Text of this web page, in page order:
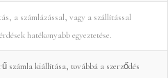
a számlázással, vagy a szállítással
hatékonyabb egyeztetése.
számla kiállítása, továbbá a szerződés